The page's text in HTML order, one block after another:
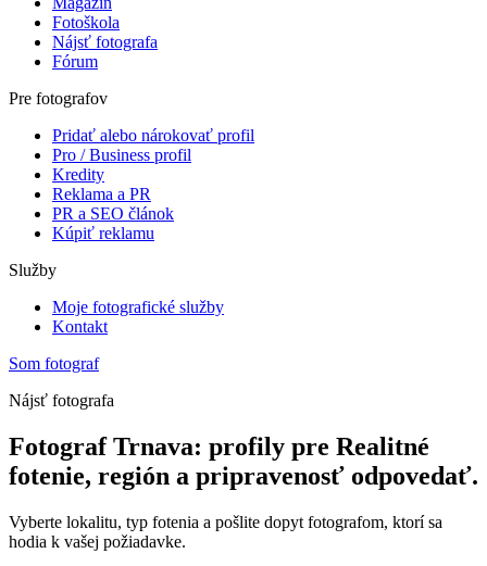
Fotoškola
Nájsť fotografa
Fórum
Pre fotografov
Pridať alebo nárokovať profil
Pro / Business profil
Kredity
Reklama a PR
PR a SEO článok
Kúpiť reklamu
Služby
Moje fotografické služby
Kontakt
Som fotograf
Nájsť fotografa
Fotograf Trnava: profily pre Realitné
fotenie, región a pripravenosť odpovedať.
Vyberte lokalitu, typ fotenia a pošlite dopyt fotografom, ktorí sa
hodia k vašej požiadavke.